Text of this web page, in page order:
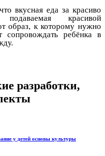
еда за красиво
красивой
образ, к которому нужно
сопровождать ребёнка в
разработки,
у детей основы культуры